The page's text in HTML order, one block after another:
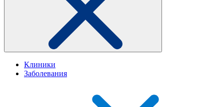
Клиники
Заболевания